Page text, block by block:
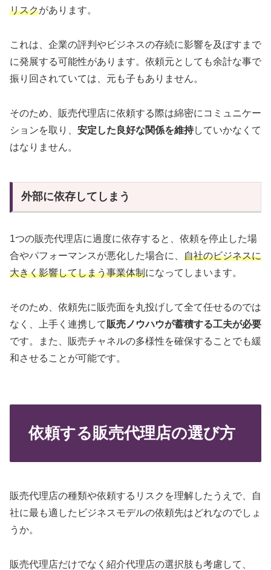
リスクがあります。
これは、企業の評判やビジネスの存続に影響を及ぼすまで
に発展する可能性があります。依頼元としても余計な事で
振り回されていては、元も子もありません。
そのため、販売代理店に依頼する際は綿密にコミュニケー
ションを取り、 安定した良好な関係を維持していかなくて
はなりません。
外部に依存してしまう
1つの販売代理店に過度に依存すると、依頼を停止した場
合やパフォーマンスが悪化した場合に、 自社のビジネスに
大きく影響してしまう事業体制になってしまいます。
そのため、依頼先に販売面を丸投げして全て任せるのでは
なく、上手く連携して販売ノウハウが蓄積する工夫が必要
です。また、販売チャネルの多様性を確保することでも緩
和させることが可能です。
依頼する販売代理店の選び方
販売代理店の種類や依頼するリスクを理解したうえで、自
社に最も適したビジネスモデルの依頼先はどれなのでしょ
うか。
販売代理店だけでなく紹介代理店の選択肢も考慮して、